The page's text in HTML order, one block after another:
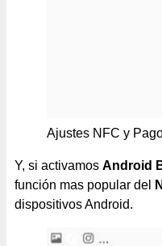
Ajustes NFC y
Y, si activamos Android
función mas popular del
dispositivos Android.